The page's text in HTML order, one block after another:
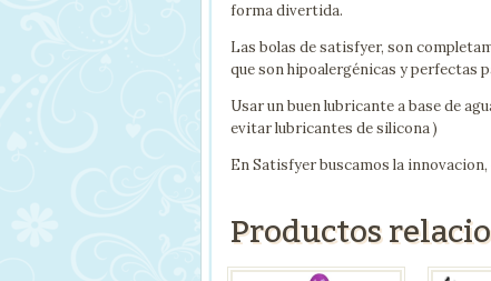
forma divertida.
Las bolas de satisfyer, son
que son hipoalergénicas y perfectas
Usar un buen lubricante a base de
evitar lubricantes de silicona )
En Satisfyer buscamos la
Productos